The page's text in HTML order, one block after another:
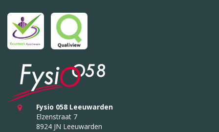
Fysio 058 Leeuwarden
Elzenstraat 7
8924 JN Leeuwarden